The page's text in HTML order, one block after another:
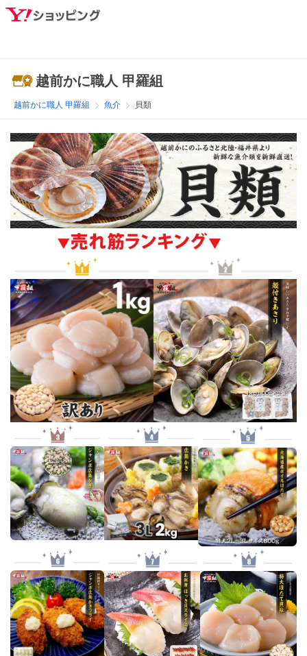
越前かに職人 甲羅組
越前かに職人 甲羅組 魚介 貝類